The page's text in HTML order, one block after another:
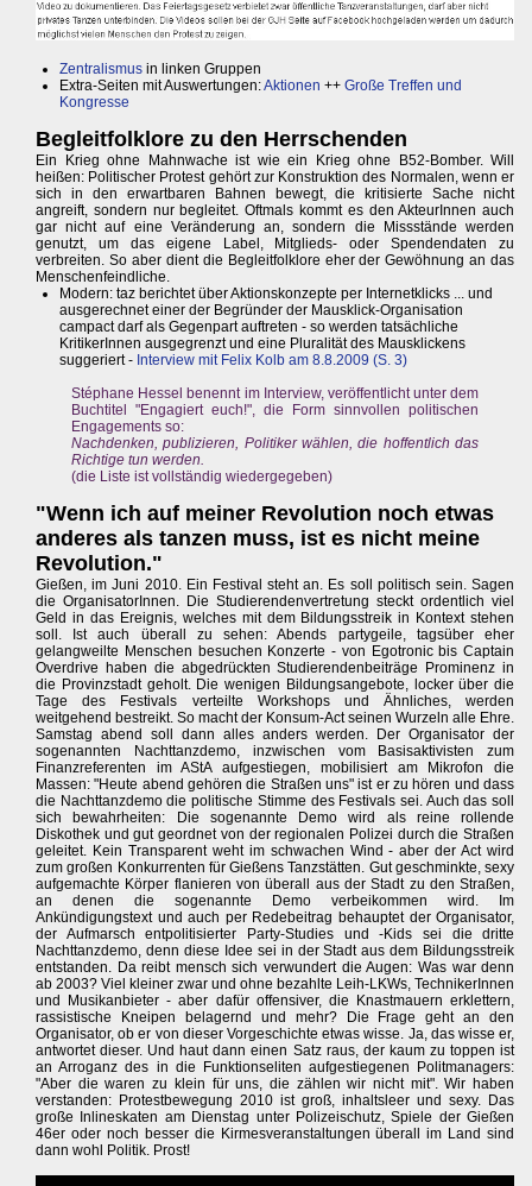
Zentralismus in linken Gruppen
Extra-Seiten mit Auswertungen:Aktionen ++ Große Treffen und
Kongresse
Begleitfolklore zu den Herrschenden
Ein Krieg ohne Mahnwache ist wie ein Krieg ohne B52-Bomber. Will
heißen: Politischer Protest gehört zur Konstruktion des Normalen, wenn er
sich in den erwartbaren Bahnen bewegt, die kritisierte Sache nicht
angreift, sondern nur begleitet. Oftmals kommt es den AkteurInnen auch
gar nicht auf eine Veränderung an, sondern die Missstände werden
genutzt, um das eigene Label, Mitglieds- oder Spendendaten zu
verbreiten. So aber dient die Begleitfolklore eher der Gewöhnung an das
Menschenfeindliche.
Modern: taz berichtet über Aktionskonzepte per Internetklicks ... und
ausgerechnet einer der Begründer der Mausklick-Organisation
campact darf als Gegenpart auftreten - so werden tatsächliche
KritikerInnen ausgegrenzt und eine Pluralität des Mausklickens
suggeriert - Interview mit Felix Kolb am 8.8.2009 (S. 3)
Stéphane Hessel benennt im Interview, veröffentlicht unter dem
Buchtitel "Engagiert euch!", die Form sinnvollen politischen
Engagements so:
Nachdenken, publizieren, Politiker wählen, die hoffentlich das
Richtige tun werden.
(die Liste ist vollständig wiedergegeben)
"Wenn ich auf meiner Revolution noch etwas
anderes als tanzen muss, ist es nicht meine
Revolution."
Gießen, im Juni 2010. Ein Festival steht an. Es soll politisch sein. Sagen
die OrganisatorInnen. Die Studierendenvertretung steckt ordentlich viel
Geld in das Ereignis, welches mit dem Bildungsstreik in Kontext stehen
soll. Ist auch überall zu sehen: Abends partygeile, tagsüber eher
gelangweilte Menschen besuchen Konzerte - von Egotronic bis Captain
Overdrive haben die abgedrückten Studierendenbeiträge Prominenz in
die Provinzstadt geholt. Die wenigen Bildungsangebote, locker über die
Tage des Festivals verteilte Workshops und Ähnliches, werden
weitgehend bestreikt. So macht der Konsum-Act seinen Wurzeln alle Ehre.
Samstag abend soll dann alles anders werden. Der Organisator der
sogenannten Nachttanzdemo, inzwischen vom Basisaktivisten zum
Finanzreferenten im AStA aufgestiegen, mobilisiert am Mikrofon die
Massen: "Heute abend gehören die Straßen uns" ist er zu hören und dass
die Nachttanzdemo die politische Stimme des Festivals sei. Auch das soll
sich bewahrheiten: Die sogenannte Demo wird als reine rollende
Diskothek und gut geordnet von der regionalen Polizei durch die Straßen
geleitet. Kein Transparent weht im schwachen Wind - aber der Act wird
zum großen Konkurrenten für Gießens Tanzstätten. Gut geschminkte, sexy
aufgemachte Körper flanieren von überall aus der Stadt zu den Straßen,
an denen die sogenannte Demo verbeikommen wird. Im
Ankündigungstext und auch per Redebeitrag behauptet der Organisator,
der Aufmarsch entpolitisierter Party-Studies und -Kids sei die dritte
Nachttanzdemo, denn diese Idee sei in der Stadt aus dem Bildungsstreik
entstanden. Da reibt mensch sich verwundert die Augen: Was war denn
ab 2003? Viel kleiner zwar und ohne bezahlte Leih-LKWs, TechnikerInnen
und Musikanbieter - aber dafür offensiver, die Knastmauern erklettern,
rassistische Kneipen belagernd und mehr? Die Frage geht an den
Organisator, ob er von dieser Vorgeschichte etwas wisse. Ja, das wisse er,
antwortet dieser. Und haut dann einen Satz raus, der kaum zu toppen ist
an Arroganz des in die Funktionseliten aufgestiegenen Politmanagers:
"Aber die waren zu klein für uns, die zählen wir nicht mit". Wir haben
verstanden: Protestbewegung 2010 ist groß, inhaltsleer und sexy. Das
große Inlineskaten am Dienstag unter Polizeischutz, Spiele der Gießen
46er oder noch besser die Kirmesveranstaltungen überall im Land sind
dann wohl Politik. Prost!